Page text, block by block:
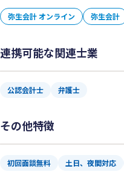
弥生会計 オンライン 弥生会計
連携可能な関連士業
公認会計士 弁護士
その他特徴
初回面談無料 土日、夜間対応